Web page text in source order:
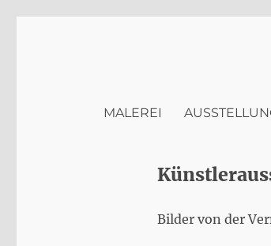
MALEREI
Bilder von der